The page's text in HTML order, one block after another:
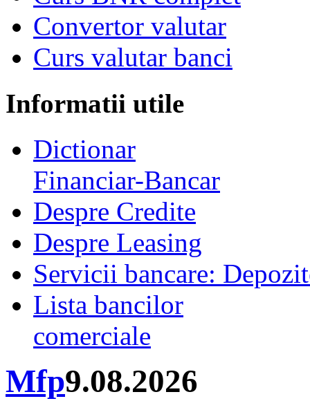
Convertor valutar
Curs valutar banci
Informatii utile
Dictionar
Financiar-Bancar
Despre Credite
Despre Leasing
Servicii bancare:
Lista bancilor
comerciale
Mfp9.08.2026